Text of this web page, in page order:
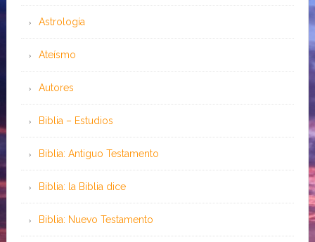
Astrología
Ateísmo
Autores
Biblia – Estudios
Biblia: Antiguo Testamento
Biblia: la Biblia dice
Biblia: Nuevo Testamento